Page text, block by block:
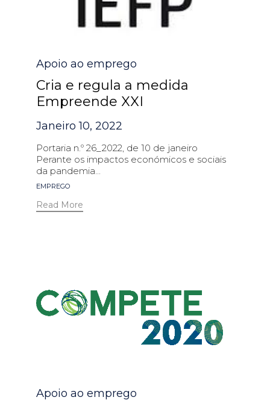
Category
Apoio ao emprego
Cria e regula a medida
Empreende XXI
Janeiro 10, 2022
Portaria n.º 26_2022, de 10 de janeiro
Perante os impactos económicos e sociais
da pandemia...
Tags
EMPREGO
Read More
Category
Apoio ao emprego